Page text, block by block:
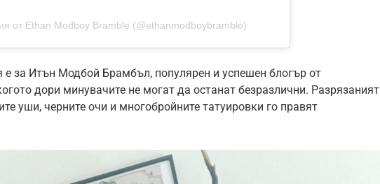
от Ethan Modboy Bramble (@ethanmodboybramble)
е за Итън Модбой Брамбъл, популярен и успешен блогър от
дори минувачите не могат да останат безразлични. Разрязаният
уши, черните очи и многобройните татуировки го правят